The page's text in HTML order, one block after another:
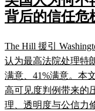
背后的信任危
The Hill 援引
认为最高法院处理特
满意、41%满意。本
高可见度判例带来的
理、透明度与公信力